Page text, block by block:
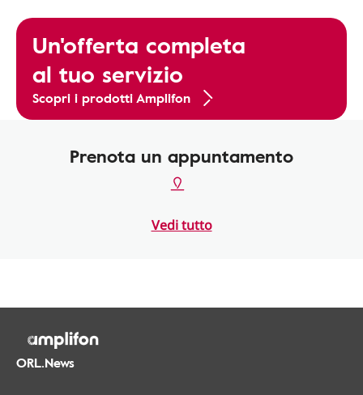
Un'offerta completa
al tuo servizio
Scopri i prodotti Amplifon
Prenota un appuntamento
Vedi tutto
ORL.News